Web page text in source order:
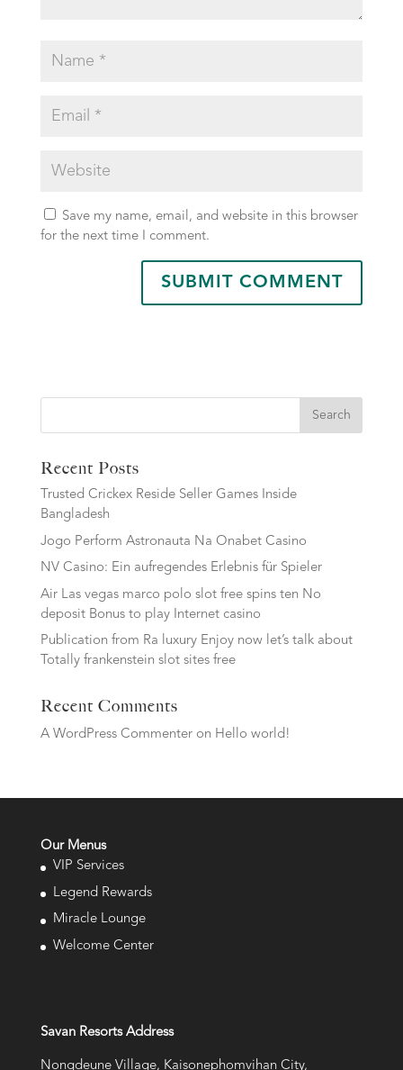
Save my name, email, and website in this browser
for the next time I comment.
Search
Recent Posts
Trusted Crickex Reside Seller Games Inside
Bangladesh
Jogo Perform Astronauta Na Onabet Casino
NV Casino: Ein aufregendes Erlebnis für Spieler
Air Las vegas marco polo slot free spins ten No
deposit Bonus to play Internet casino
Publication from Ra luxury Enjoy now let’s talk about
Totally frankenstein slot sites free
Recent Comments
A WordPress Commenteron Hello world!
Our Menus
VIP Services
Legend Rewards
Miracle Lounge
Welcome Center
Savan Resorts Address
Nongdeune Village, Kaisonephomvihan City,